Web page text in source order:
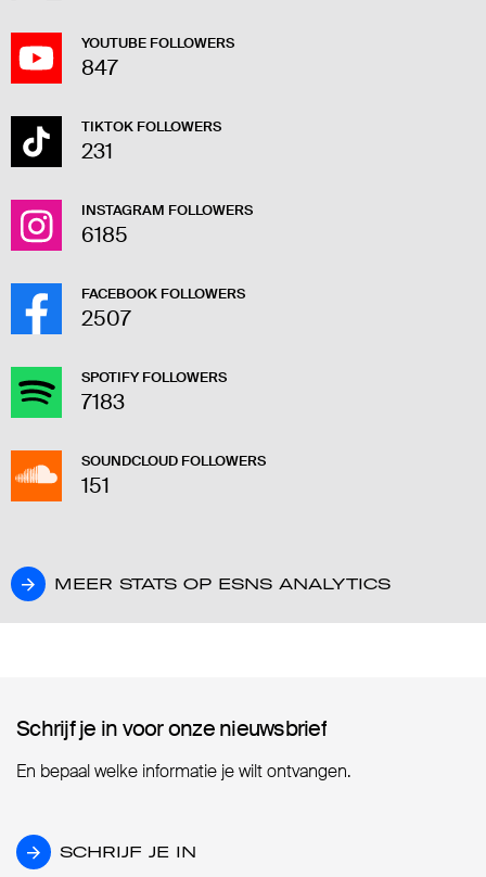
YOUTUBE FOLLOWERS
847
TIKTOK FOLLOWERS
231
INSTAGRAM FOLLOWERS
6185
FACEBOOK FOLLOWERS
2507
SPOTIFY FOLLOWERS
7183
SOUNDCLOUD FOLLOWERS
151
MEER STATS OP ESNS ANALYTICS
MEER STATS OP ESNS ANALYTICS
Schrijf je in voor onze nieuwsbrief
Schrijf je in voor onze nieuwsbrief
En bepaal welke informatie je wilt ontvangen.
SCHRIJF JE IN
SCHRIJF JE IN